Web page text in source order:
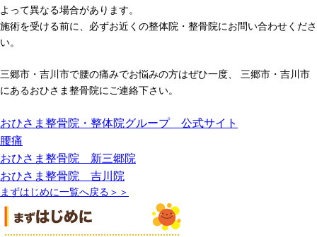
よって異なる場合があります。
施術を受ける前に、必ずお近くの整体院・整骨院にお問い合わせくださ
い。
三郷市・吉川市で腰の痛みでお悩みの方はぜひ一度、 三郷市・吉川市
にあるおひさま整骨院にご連絡下さい。
おひさま整骨院・整体院グループ 公式サイト
腰痛
おひさま整骨院 新三郷院
おひさま整骨院 吉川院
まずはじめに一覧へ戻る＞＞